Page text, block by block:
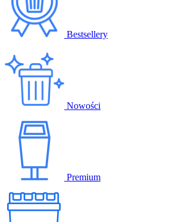
Bestsellery
Nowości
Premium